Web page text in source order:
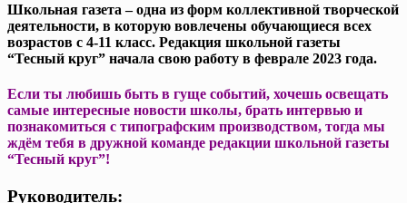
Школьная газета – одна из форм коллективной творческой
деятельности, в которую вовлечены обучающиеся всех
возрастов с 4-11 класс. Редакция школьной газеты
“Тесный круг” начала свою работу в феврале 2023 года.
Если ты любишь быть в гуще событий, хочешь освещать
самые интересные новости школы, брать интервью и
познакомиться с типографским производством, тогда мы
ждём тебя в дружной команде редакции школьной газеты
“Тесный круг”!
Руководитель: